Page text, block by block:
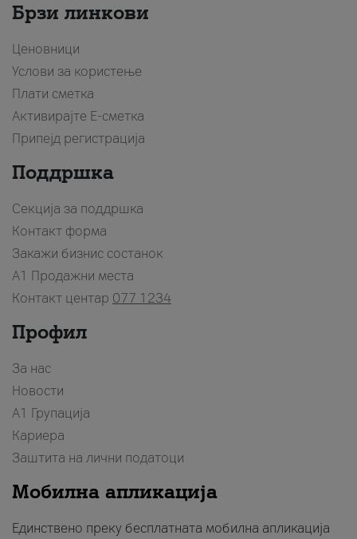
Брзи линкови
Ценовници
Услови за користење
Плати сметка
Активирајте Е-сметка
Припејд регистрација
Поддршка
Секција за поддршка
Контакт форма
Закажи бизнис состанок
A1 Продажни места
Контакт центар 077 1234
Профил
За нас
Новости
А1 Групација
Кариера
Заштита на лични податоци
Мобилна апликација
Единствено преку бесплатната мобилна апликација